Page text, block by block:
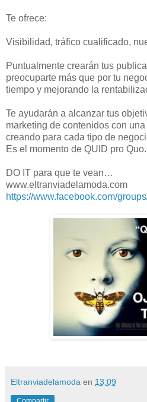
Te ofrece:
Visibilidad, tráfico cualificado,
Puntualmente crearán tus
preocuparte más que por tu
tiempo y mejorando la
Te ayudarán a alcanzar tus
marketing de contenidos con
creando para cada tipo de
Es el momento de QUID pro Quo.
DO IT para que te vean…
www.eltranviadelamoda.com
https://www.facebook.com/
Eltranviadelamoda en 13:09